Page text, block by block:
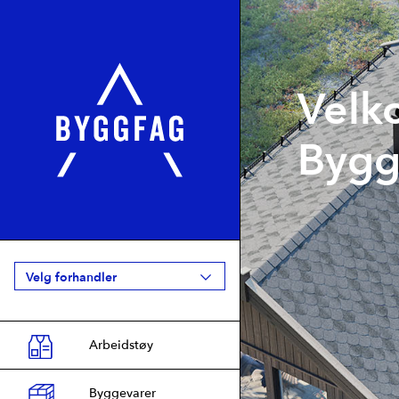
Velg forhandler
Agder
2
Byggfag Bjordammen
Arbeidstøy
Byggevarer